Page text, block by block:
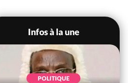
Infos à la une
POLITIQUE